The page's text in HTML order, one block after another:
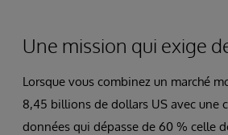
Une mission qui exige
Lorsque vous combinez un marché
8,45 billions de dollars US avec une
données qui dépasse de 60 % celle